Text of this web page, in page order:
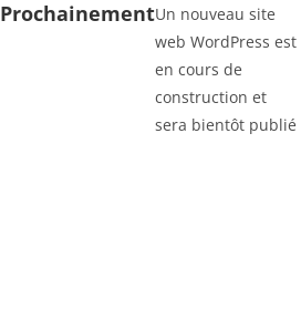
ProchainementUn nouveau site
web WordPress est
en cours de
construction et
sera bientôt publié